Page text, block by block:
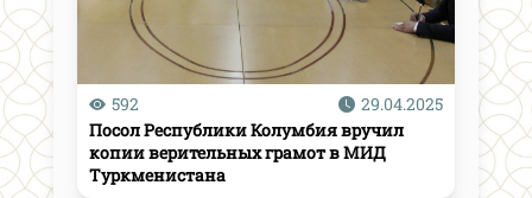
592
29.04.2025
Посол Республики Колумбия вручил
копии верительных грамот в МИД
Туркменистана